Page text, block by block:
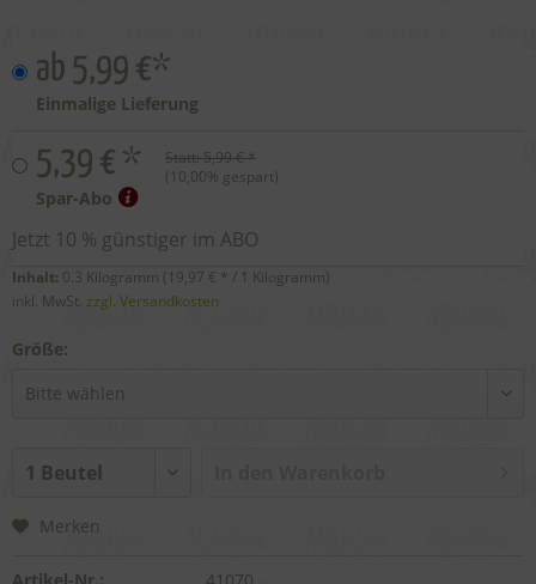
ab 5,99 €*
Einmalige Lieferung
5,39 € * Statt:5,99 € *
(10,00% gespart)
Spar-Abo
Jetzt 10 % günstiger im ABO
Inhalt: 0.3 Kilogramm (19,97 € * / 1 Kilogramm)
inkl. MwSt. zzgl. Versandkosten
Größe:
Merken